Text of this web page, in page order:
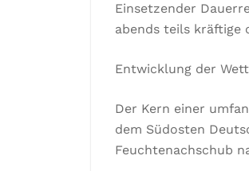
Einsetzender
abends teils kräftige
Entwicklung der
Der Kern einer
dem Südosten
Feuchtenachschub